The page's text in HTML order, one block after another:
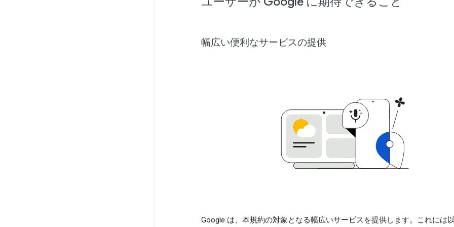
幅広い便利なサービスの提供
Google は、本規約の対象となる幅広いサービスを提供します。これには